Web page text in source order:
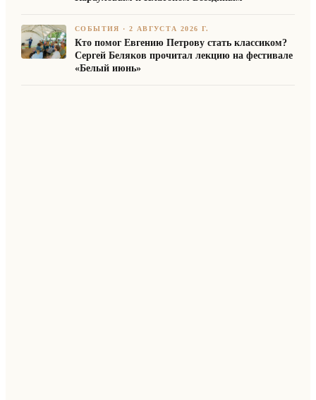
СОБЫТИЯ ·2 АВГУСТА 2026 Г.
Кто помог Евгению Петрову стать классиком?
Сергей Беляков прочитал лекцию на фестивале
«Белый июнь»